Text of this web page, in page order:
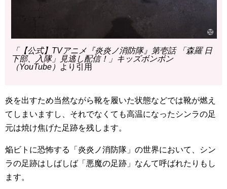
「【公式】TVアニメ『炎炎ノ消防隊』第壱話 「森羅 日
下部、入隊」見逃し配信！」キッズボンボン
（YouTube）
より引用
炎を出すため当然ながら靴を履いた状態などでは靴が燃え
てしまいますし、それでなくても高温になったシンラの足
元は焼け焦げた足跡を残します。
焔ビトに恐怖する「炎炎ノ消防隊」の世界において、シン
ラの足跡はしばしば「悪魔の足跡」なんて呼ばれたりもし
ます。